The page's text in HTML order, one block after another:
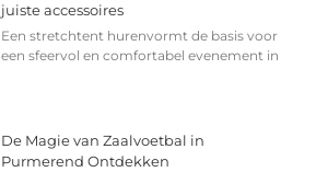
juiste accessoires
Een stretchtent hurenvormt de basis voor
een sfeervol en comfortabel evenement in
De Magie van Zaalvoetbal in
Purmerend Ontdekken